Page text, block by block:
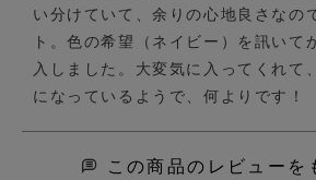
い分けていて、余りの心地良さなの
ト。色の希望（ネイビー）を訊いて
入しました。大変気に入ってくれて
になっているようで、何よりです！
この商品のレビューを